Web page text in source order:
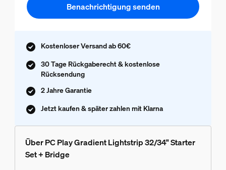
Benachrichtigung senden
Kostenloser Versand ab 60€
30 Tage Rückgaberecht & kostenlose
Rücksendung
2 Jahre Garantie
Jetzt kaufen & später zahlen mit Klarna
Über PC Play Gradient Lightstrip 32/34" Starter
Set + Bridge